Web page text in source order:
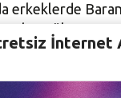
erkeklerde
Bulut Göktepe
olduğu 33K
Dilan
oldu. 15K
İnternet